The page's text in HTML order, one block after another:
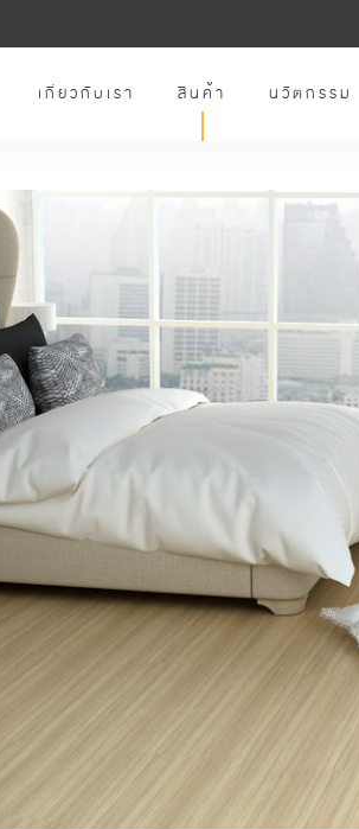
เกี่ยวกับเรา สินค้า นวัตกรรม